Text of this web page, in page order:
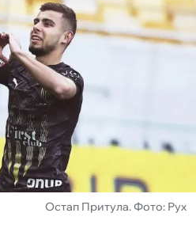
Остап Притула. Фото: Рух